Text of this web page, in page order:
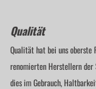
Qualität
Qualität hat bei uns
renomierten Herstellern der
dies im Gebrauch,